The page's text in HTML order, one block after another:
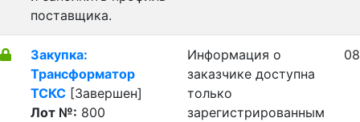
поставщика.
Закупка:
Трансформатор
ТСКС [Завершен]
Лот №: 800
Информация о
заказчике доступна
только
зарегистрированным